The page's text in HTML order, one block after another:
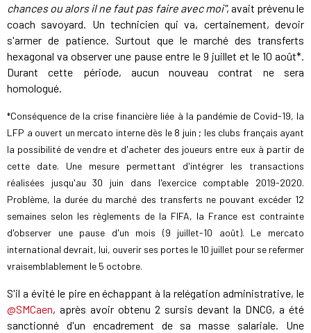
chances ou alors il ne faut pas faire avec moi", avait prévenu le
coach savoyard. Un technicien qui va, certainement, devoir
s'armer de patience. Surtout que le marché des transferts
hexagonal va observer une pause entre le 9 juillet et le 10 août*.
Durant cette période, aucun nouveau contrat ne sera
homologué.
*Conséquence de la crise financière liée à la pandémie de Covid-19, la
LFP a ouvert un mercato interne dès le 8 juin ; les clubs français ayant
la possibilité de vendre et d'acheter des joueurs entre eux à partir de
cette date. Une mesure permettant d'intégrer les transactions
réalisées jusqu'au 30 juin dans l'exercice comptable 2019-2020.
Problème, la durée du marché des transferts ne pouvant excéder 12
semaines selon les règlements de la FIFA, la France est contrainte
d'observer une pause d'un mois (9 juillet-10 août). Le mercato
international devrait, lui, ouverir ses portes le 10 juillet pour se refermer
vraisemblablement le 5 octobre.
S'il a évité le pire en échappant à la relégation administrative, le
@SMCaen, après avoir obtenu 2 sursis devant la DNCG, a été
sanctionné d'un encadrement de sa masse salariale. Une